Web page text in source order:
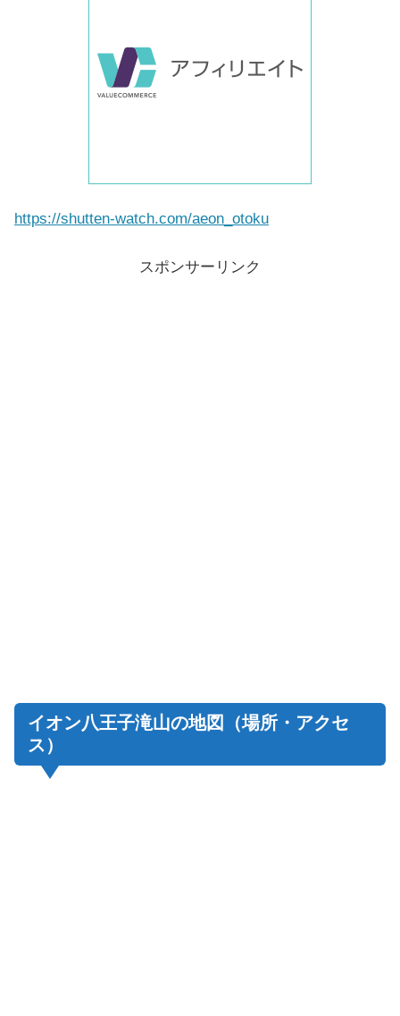
https://shutten-watch.com/aeon_otoku
スポンサーリンク
イオン八王子滝山の地図（場所・アクセ
ス）